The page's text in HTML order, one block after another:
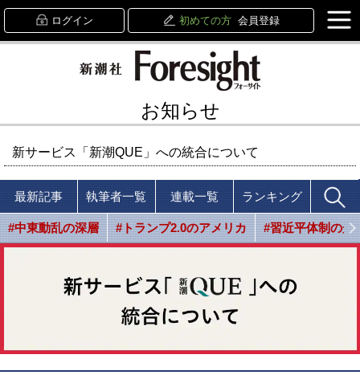
ログイン 初めての方 会員登録
お知らせ
新サービス「新潮QUE」への統合について
最新記事 執筆者一覧 連載一覧 ランキング
#中東動乱の深層 #トランプ2.0のアメリカ #習近平体制の光